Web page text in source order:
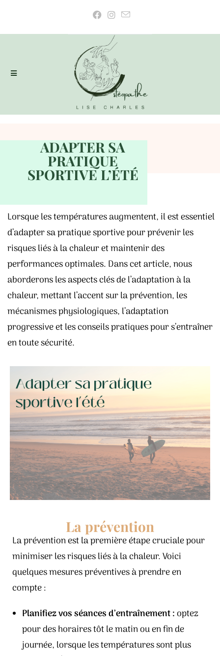
ADAPTER SA
PRATIQUE
SPORTIVE L’ÉTÉ
Lorsque les températures augmentent, il est essentiel
d’adapter sa pratique sportive pour prévenir les
risques liés à la chaleur et maintenir des
performances optimales. Dans cet article, nous
aborderons les aspects clés de l’adaptation à la
chaleur, mettant l’accent sur la prévention, les
mécanismes physiologiques, l’adaptation
progressive et les conseils pratiques pour s’entraîner
en toute sécurité.
La prévention
La prévention est la première étape cruciale pour
minimiser les risques liés à la chaleur. Voici
quelques mesures préventives à prendre en
compte :
Planifiez vos séances d’entraînement :optez
pour des horaires tôt le matin ou en fin de
journée, lorsque les températures sont plus